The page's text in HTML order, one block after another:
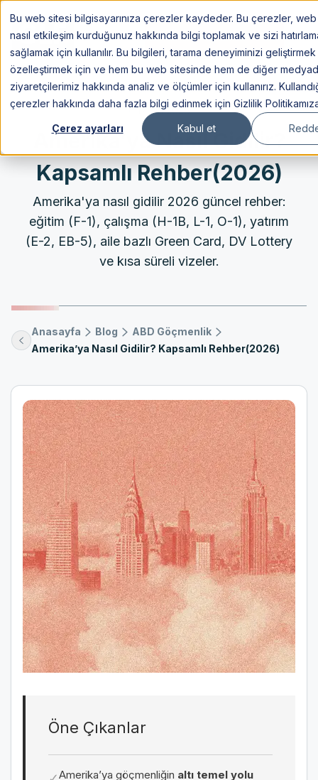
Bu web sitesi bilgisayarınıza çerezler kaydeder. Bu çerezler,
nasıl etkileşim kurduğunuz hakkında bilgi toplamak ve sizi
sağlamak için kullanılır. Bu bilgileri, tarama deneyiminizi
özelleştirmek için ve hem bu web sitesinde hem de diğer
ziyaretçilerimiz hakkında analiz ve ölçümler için kullanırız.
çerezler hakkında daha fazla bilgi edinmek için Gizlilik
Çerez ayarları Kabul et
Görüşme Planlayın
17 Jul 2026
Amerika’ya Nasıl Gidilir?
Kapsamlı Rehber(2026)
Amerika'ya nasıl gidilir 2026 güncel rehber:
eğitim (F-1), çalışma (H-1B, L-1, O-1), yatırım
(E-2, EB-5), aile bazlı Green Card, DV Lottery
ve kısa süreli vizeler.
Anasayfa Blog
ABD Göçmenlik
Amerika’ya Nasıl Gidilir? Kapsamlı Rehber(2026)
Öne Çıkanlar
Amerika’ya göçmenliğin altı temel yolu